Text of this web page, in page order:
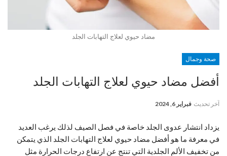
مضاد حيوي لعلاج التهابات الجلد
صحة وجمال
أفضل مضاد حيوي لعلاج التهابات الجلد
آخر تحديث فبراير 6, 2024
يزداد انتشار عدوى الجلد خاصة في فصل الصيف لذلك يرغب العديد
في معرفة ما هو أفضل مضاد حيوي لعلاج التهابات الجلد الذي يتمكن
من تخفيف الألم الجلدية التي تنتج عن ارتفاع درجات الحرارة مثل